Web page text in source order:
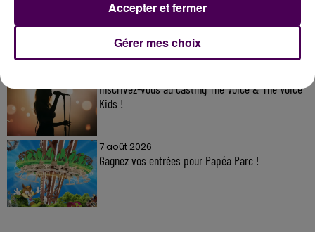
7 août 2026
Gagnez vos pass pour le V and B Fest' 2026 !
Inscrivez-vous au casting The Voice & The Voice
Kids !
7 août 2026
Gagnez vos entrées pour Papéa Parc !
Gérer mes choix
Accepter et fermer